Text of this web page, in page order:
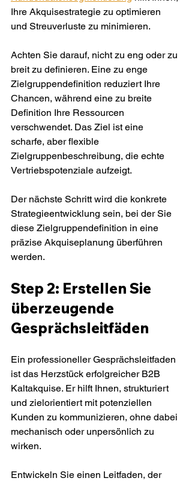
Ihre Akquisestrategie zu optimieren
und Streuverluste zu minimieren.
Achten Sie darauf, nicht zu eng oder zu
breit zu definieren. Eine zu enge
Zielgruppendefinition reduziert Ihre
Chancen, während eine zu breite
Definition Ihre Ressourcen
verschwendet. Das Ziel ist eine
scharfe, aber flexible
Zielgruppenbeschreibung, die echte
Vertriebspotenziale aufzeigt.
Der nächste Schritt wird die konkrete
Strategieentwicklung sein, bei der Sie
diese Zielgruppendefinition in eine
präzise Akquiseplanung überführen
werden.
Step 2: Erstellen Sie
überzeugende
Gesprächsleitfäden
Ein professioneller Gesprächsleitfaden
ist das Herzstück erfolgreicher B2B
Kaltakquise. Er hilft Ihnen, strukturiert
und zielorientiert mit potenziellen
Kunden zu kommunizieren, ohne dabei
mechanisch oder unpersönlich zu
wirken.
Entwickeln Sie einen Leitfaden, der